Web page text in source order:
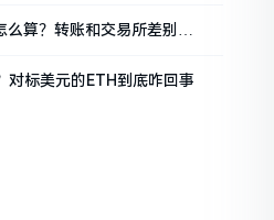
算？转账和交易所差别大
对标美元的ETH到底咋回事